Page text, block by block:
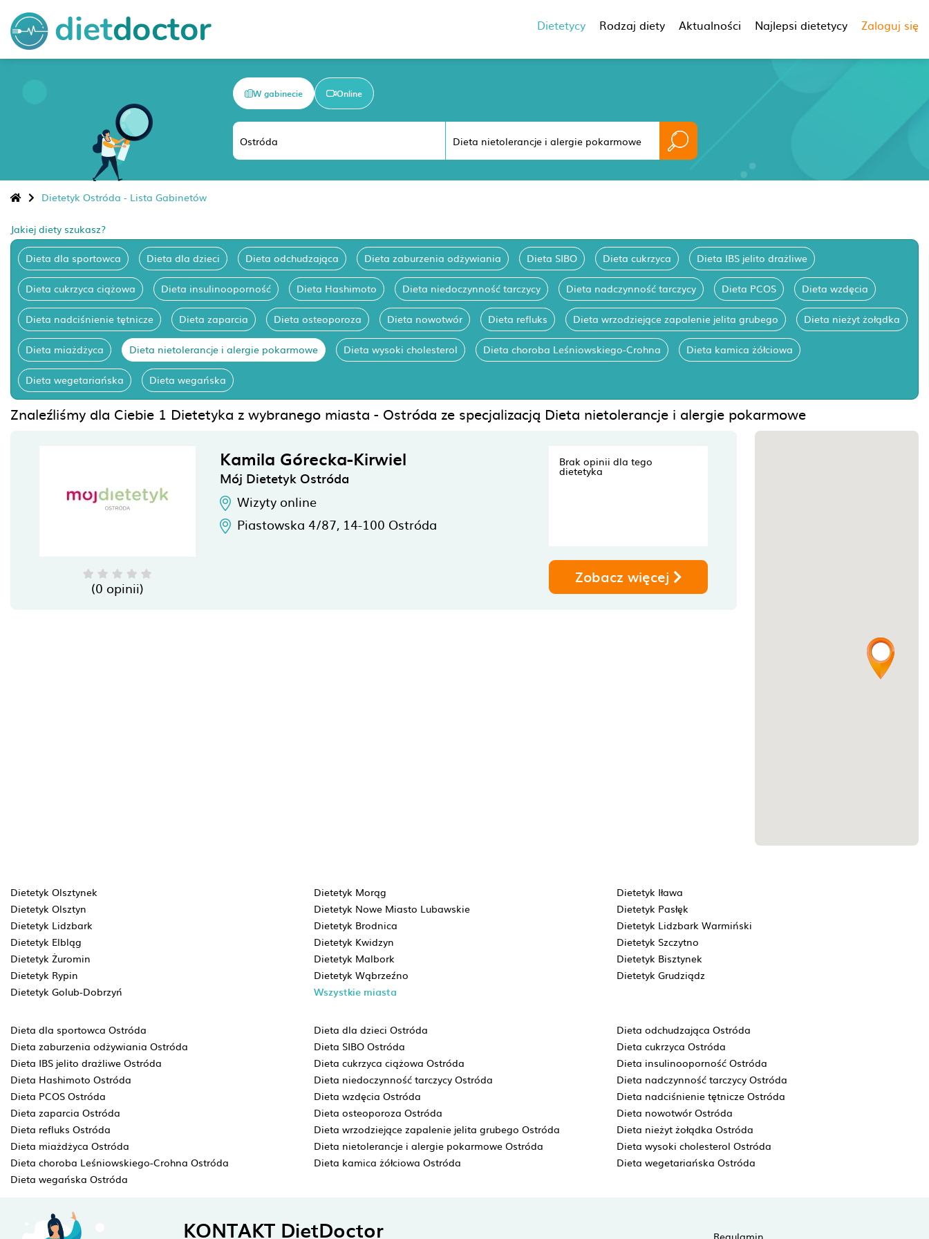
Dietetycy Rodzaj diety Aktualności Najlepsi dietetycy Zaloguj się
W gabinecie Online
Dietetyk Ostróda - Lista Gabinetów
Jakiej diety szukasz?
Dieta dla sportowca Dieta dla dzieci Dieta odchudzająca Dieta zaburzenia odżywiania Dieta SIBO Dieta cukrzyca Dieta IBS jelito drażliwe
Dieta cukrzyca ciążowa Dieta insulinooporność Dieta Hashimoto Dieta niedoczynność tarczycy Dieta nadczynność tarczycy Dieta PCOS Dieta wzdęcia
Dieta nadciśnienie tętnicze Dieta zaparcia Dieta osteoporoza Dieta nowotwór Dieta refluks Dieta wrzodziejące zapalenie jelita grubego Dieta nieżyt żołądka
Dieta miażdżyca Dieta nietolerancje i alergie pokarmowe Dieta wysoki cholesterol Dieta choroba Leśniowskiego-Crohna Dieta kamica żółciowa
Dieta wegetariańska Dieta wegańska
Znaleźliśmy dla Ciebie 1 Dietetyka z wybranego miasta - Ostróda ze specjalizacją Dieta nietolerancje i alergie pokarmowe
(0 opinii)
Kamila Górecka-Kirwiel
Mój Dietetyk Ostróda
Wizyty online
Piastowska 4/87, 14-100 Ostróda
Brak opinii dla tego
dietetyka
Zobacz więcej
Dietetyk Olsztynek Dietetyk Morąg
Dietetyk Iława
Dietetyk Olsztyn
Dietetyk Nowe Miasto Lubawskie
Dietetyk Pasłęk
Dietetyk Lidzbark
Dietetyk Brodnica
Dietetyk Lidzbark Warmiński
Dietetyk Elbląg
Dietetyk Kwidzyn
Dietetyk Szczytno
Dietetyk Żuromin
Dietetyk Malbork
Dietetyk Bisztynek
Dietetyk Rypin
Dietetyk Wąbrzeźno
Dietetyk Grudziądz
Dietetyk Golub-Dobrzyń
Wszystkie miasta
Dieta dla sportowca Ostróda Dieta dla dzieci Ostróda
Dieta odchudzająca Ostróda
Dieta zaburzenia odżywiania Ostróda
Dieta SIBO Ostróda
Dieta cukrzyca Ostróda
Dieta IBS jelito drażliwe Ostróda
Dieta cukrzyca ciążowa Ostróda
Dieta insulinooporność Ostróda
Dieta Hashimoto Ostróda
Dieta niedoczynność tarczycy Ostróda
Dieta nadczynność tarczycy Ostróda
Dieta PCOS Ostróda
Dieta wzdęcia Ostróda
Dieta nadciśnienie tętnicze Ostróda
Dieta zaparcia Ostróda
Dieta osteoporoza Ostróda
Dieta nowotwór Ostróda
Dieta refluks Ostróda
Dieta wrzodziejące zapalenie jelita grubego Ostróda
Dieta nieżyt żołądka Ostróda
Dieta miażdżyca Ostróda
Dieta nietolerancje i alergie pokarmowe Ostróda
Dieta wysoki cholesterol Ostróda
Dieta choroba Leśniowskiego-Crohna Ostróda
Dieta kamica żółciowa Ostróda
Dieta wegetariańska Ostróda
Dieta wegańska Ostróda
KONTAKT DietDoctor Regulamin